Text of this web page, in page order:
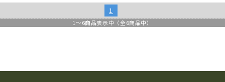
1
1 ～6商品表示中（全6商品中）